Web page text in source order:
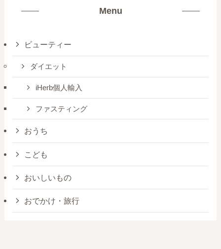
Menu
ビューティー
ダイエット
iHerb個人輸入
ファスティング
おうち
こども
おいしいもの
おでかけ・旅行